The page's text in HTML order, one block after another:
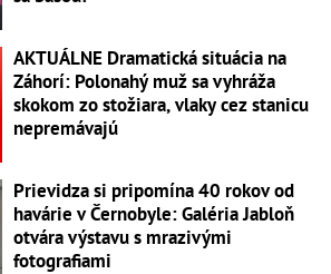
AKTUÁLNE Dramatická situácia na
Záhorí: Polonahý muž sa vyhráža
skokom zo stožiara, vlaky cez stanicu
nepremávajú
Prievidza si pripomína 40 rokov od
havárie v Černobyle: Galéria Jabloň
otvára výstavu s mrazivými
fotografiami